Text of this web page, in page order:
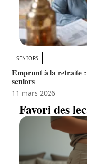
SENIORS
Emprunt à la retraite :
seniors
11 mars 2026
Favori des